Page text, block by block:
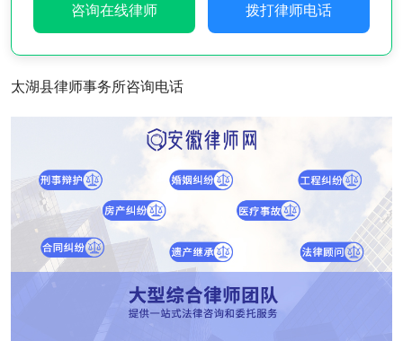
咨询在线律师 拨打律师电话
太湖县律师事务所咨询电话